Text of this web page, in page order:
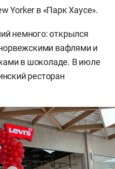
Yorker в «Парк Хаусе».
немного: открылся
вафлями и
в шоколаде. В июле
ресторан